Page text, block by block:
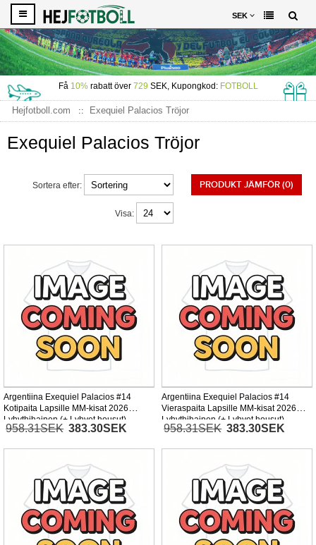
SEK
Få 10%rabatt över 729 SEK, Kupongkod: FOTBOLL
Hejfotboll.com Exequiel Palacios Tröjor
Exequiel Palacios Tröjor
PRODUKT JÄMFÖR (0)
Sortera efter:
Visa:
Argentiina Exequiel Palacios #14
Kotipaita Lapsille MM-kisat 2026
Lyhythihainen (+ Lyhyet housut)
958.31SEK 383.30SEK
Argentiina Exequiel Palacios #14
Vieraspaita Lapsille MM-kisat 2026
Lyhythihainen (+ Lyhyet housut)
958.31SEK 383.30SEK